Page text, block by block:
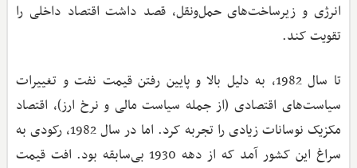
انرژی و زیرساخت‌های حمل‌ونقل، قصد داشت اقتصاد داخلی را
تقویت کند.
تا سال 1982، به دلیل بالا و پایین رفتن قیمت نفت و تغییرات
سیاست‌های اقتصادی (از جمله سیاست مالی و نرخ ارز)، اقتصاد
مکزیک نوسانات زیادی را تجربه کرد. اما در سال 1982، رکودی به
سراغ این کشور آمد که از دهه 1930 بی‌سابقه بود. افت قیمت